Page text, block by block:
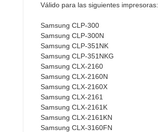
imágenes
Válido para las siguientes impresoras:
Samsung CLP-300
Samsung CLP-300N
Samsung CLP-351NK
Samsung CLP-351NKG
Samsung CLX-2160
Samsung CLX-2160N
Samsung CLX-2160X
Samsung CLX-2161
Samsung CLX-2161K
Samsung CLX-2161KN
Samsung CLX-3160FN